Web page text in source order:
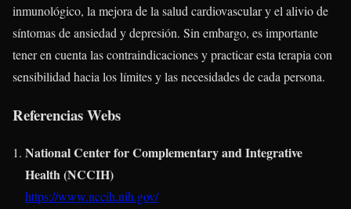
inmunológico, la mejora de la salud cardiovascular y el alivio de
síntomas de ansiedad y depresión. Sin embargo, es importante
tener en cuenta las contraindicaciones y practicar esta terapia con
sensibilidad hacia los límites y las necesidades de cada persona.
Referencias Webs
National Center for Complementary and Integrative
Health (NCCIH)
https://www.nccih.nih.gov/